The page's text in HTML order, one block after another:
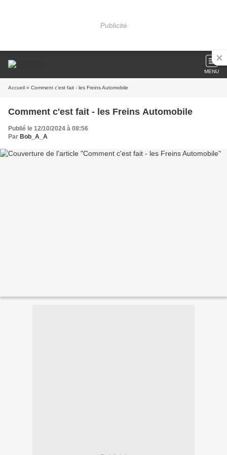
Publicité
MENU
Accueil » Comment c'est fait - les Freins Automobile
Comment c'est fait - les Freins Automobile
Publié le 12/10/2024 à 08:56
Par Bob_A_A